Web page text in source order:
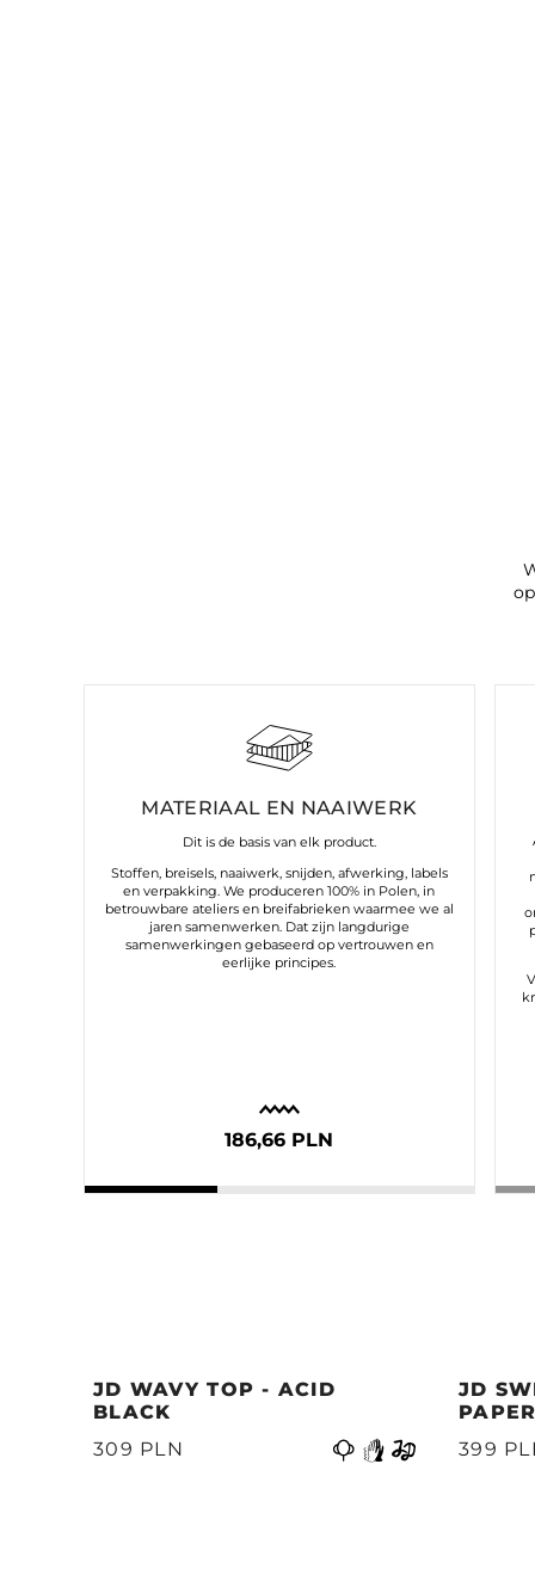
MATERIAAL EN NAAIWERK
Dit is de basis van elk product.
Stoffen, breisels, naaiwerk, snijden, afwerking, labels
en verpakking. We produceren 100% in Polen, in
betrouwbare ateliers en breifabrieken waarmee we al
jaren samenwerken. Dat zijn langdurige
samenwerkingen gebaseerd op vertrouwen en
eerlijke principes.
186,66 PLN
JD WAVY TOP - ACID
BLACK
309 PLN
JD
399